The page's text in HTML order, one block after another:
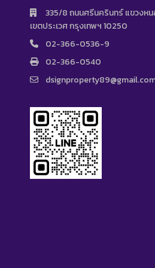
335/8 ถนนศรีนครินทร์ แขวงห
เขตประเวศ กรุงเทพฯ 10250
02-366-0536-9
02-366-0540